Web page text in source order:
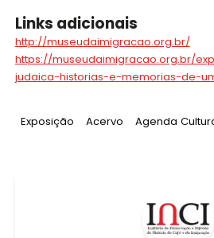
Links adicionais
http://museudaimigracao.org.br/
https://museudaimigracao.org.br/
judaica-historias-e-memorias-de-
Tag:
Exposição Tag:
Acervo Tag:
Agenda